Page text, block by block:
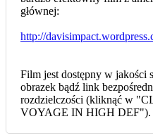
głównej:
http://
Film jest dostępny w jakości
obrazek bądź link
rozdzielczości (kliknąć w
VOYAGE IN HIGH DEF").